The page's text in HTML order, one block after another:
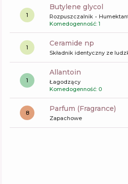
1
butylene glycol
Rozpuszczalnik
Komedogenność: 1
1 ceramide np
Składnik identyczny ze
1
allantoin
Łagodzący
Komedogenność: 0
8 Parfum (Fragrance)
Zapachowe